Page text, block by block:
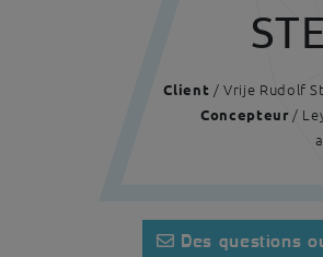
Client / Vrije Rudolf
Concepteur/
Des questions